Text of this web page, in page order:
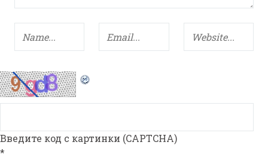
Введите код с картинки (CAPTCHA)